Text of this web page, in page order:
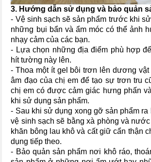
3. Hướng dẫn sử dụng và bảo quản
- Vệ sinh sạch sẽ sản phẩm trước khi
những bụi bẩn và ẩm móc có thể ảnh
nhạy cảm của các bạn.
- Lựa chọn những địa điểm phù hợp
hít tường này lên.
- Thoa một ít gel bôi trơn lên dương vật
âm đạo của chị em để tạo sự trơn tru
chị em có được cảm giác hưng phấn
khi sử dụng sản phẩm.
- Sau khi sử dụng xong gỡ sản phẩm ra
vệ sinh sạch sẽ bằng xà phòng và
khăn bông lau khô và cất giữ cẩn thận
dụng tiếp theo.
- Bảo quản sản phẩm nơi khô ráo,